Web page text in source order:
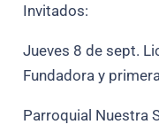
Invitados:
Jueves 8 de sept.
Fundadora y
Parroquial Nuestra